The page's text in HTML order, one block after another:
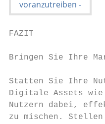
FAZIT
Bringen Sie Ihre
Statten Sie Ihre
Digitale Assets
Nutzern dabei,
zu mischen.